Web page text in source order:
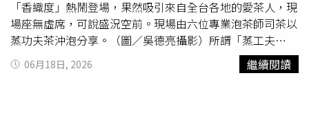
國最大的問題是美國總統的人，都應該清醒地面對這個國家
的現實處境。」此前，納坦雅胡在美伊達成停戰協議後的首
次公開演講中表示，以色列珍惜與美國的關係，但將繼續佔
領黎巴嫩南部，以維護居住在以色列北部邊境附近的公民安
全，「這要求我們維持黎巴嫩南部的安全帶；只要以色列有
「香織度」熱鬧登場，果然吸引來自全台各地的愛茶人，現
場座無虛席，可說盛況空前。現場由六位專業泡茶師司茶以
蒸功夫茶沖泡分享。（圖／吳德亮攝影）所謂「蒸工夫
茶」，一切都要從明代說起：明太祖朱元璋有感於唐宋「煮
茶法」或「點茶法」所用團餅過於勞民傷財，於洪武24年下
06月18日, 2026 繼續閱讀